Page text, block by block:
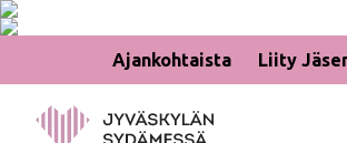
Ajankohtaista
Liity
sisältöön